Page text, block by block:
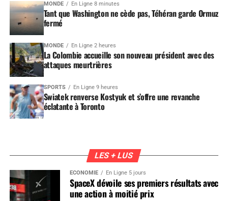
MONDE En Ligne 8 minutes
Tant que Washington ne cède pas, Téhéran garde Ormuz
fermé
MONDE En Ligne 2 heures
La Colombie accueille son nouveau président avec des
attaques meurtrières
SPORTS En Ligne 9 heures
Swiatek renverse Kostyuk et s’offre une revanche
éclatante à Toronto
LES + LUS
ÉCONOMIE En Ligne 5 jours
SpaceX dévoile ses premiers résultats avec
une action à moitié prix